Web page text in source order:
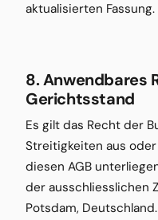
aktualisierten Fassung.
8. Anwendbares
Gerichtsstand
Es gilt das Recht der
Streitigkeiten aus
diesen AGB
der ausschliesslichen
Potsdam,